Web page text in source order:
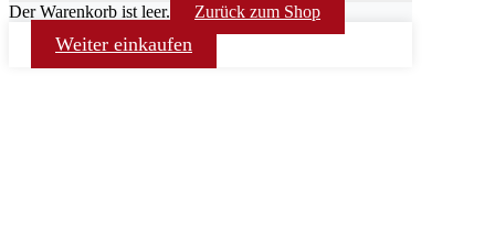
Der Warenkorb ist leer. Zurück zum Shop
Weiter einkaufen